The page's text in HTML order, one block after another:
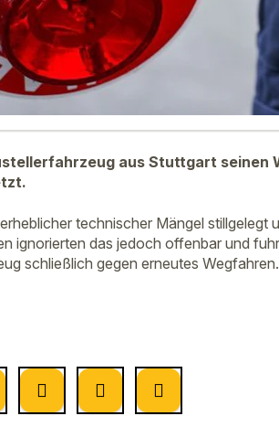
aus Stuttgart seinen
technischer Mängel stillgelegt
ignorierten das jedoch offenbar und
schließlich gegen erneutes